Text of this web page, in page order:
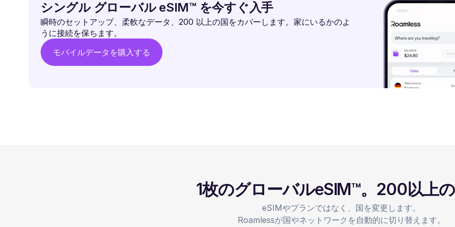
シングル グローバル eSIM™ を今すぐ入手
瞬時のセットアップ、柔軟なデータ、200 以上の国をカバーします。家にいるかのよ
うに接続を保ちます。
モバイルデータを購入する
1枚のグローバルeSIM™。200以上
eSIMやプランではなく、国を変更します。
Roamlessが国やネットワークを自動的に切り替えます。